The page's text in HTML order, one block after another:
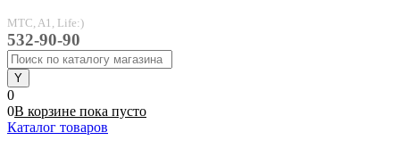
MTC, A1, Life:)
532-90-90
0
0В корзине пока пусто
Каталог товаров